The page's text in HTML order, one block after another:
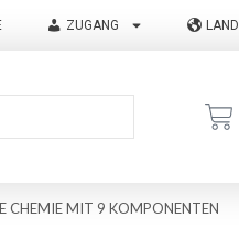
ZUGANG LAND
CHEMIE MIT 9 KOMPONENTEN